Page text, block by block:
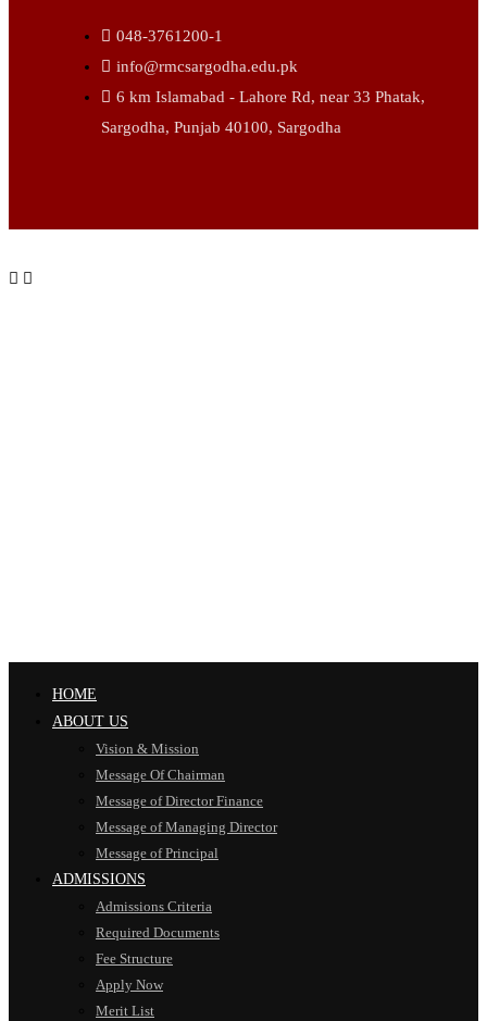
048-3761200-1
info@rmcsargodha.edu.pk
6 km Islamabad - Lahore Rd, near 33 Phatak,
Sargodha, Punjab 40100, Sargodha
HOME
ABOUT US
Vision & Mission
Message Of Chairman
Message of Director Finance
Message of Managing Director
Message of Principal
ADMISSIONS
Admissions Criteria
Required Documents
Fee Structure
Apply Now
Merit List